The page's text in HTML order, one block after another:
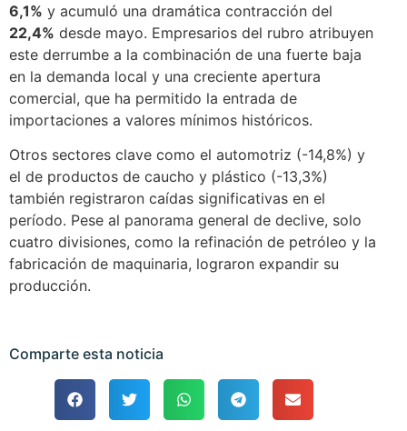
6,1% y acumuló una dramática contracción del
22,4% desde mayo. Empresarios del rubro atribuyen
este derrumbe a la combinación de una fuerte baja
en la demanda local y una creciente apertura
comercial, que ha permitido la entrada de
importaciones a valores mínimos históricos.
Otros sectores clave como el automotriz (-14,8%) y
el de productos de caucho y plástico (-13,3%)
también registraron caídas significativas en el
período. Pese al panorama general de declive, solo
cuatro divisiones, como la refinación de petróleo y la
fabricación de maquinaria, lograron expandir su
producción.
Comparte esta noticia